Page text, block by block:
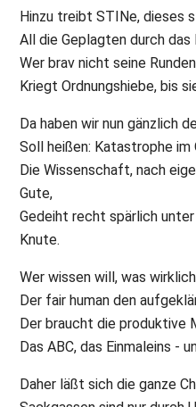
Hinzu treibt STINe, dieses
All die Geplagten durch das
Wer brav nicht seine
Kriegt Ordnungshiebe, bis
Da haben wir nun gänzlich
Soll heißen: Katastrophe im
Die Wissenschaft, nach
Gute,
Gedeiht recht spärlich
Knute.
Wer wissen will, was
Der fair human den
Der braucht die produktive
Das ABC, das Einmaleins -
Daher läßt sich die ganze